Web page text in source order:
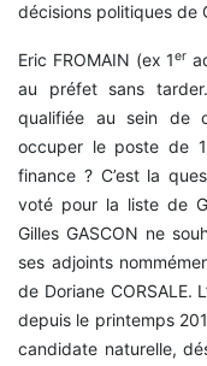
décisions politiques de
Eric FROMAIN (ex 1er
au préfet sans
qualifiée au sein de
occuper le poste de 1
finance ? C’est la
voté pour la liste de
Gilles GASCON ne
ses adjoints
de Doriane CORSALE.
depuis le printemps
candidate naturelle,